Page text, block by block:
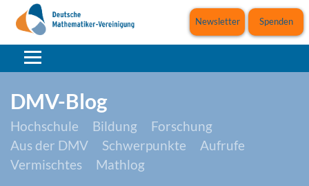
Spenden
Newsletter
DMV-Blog
Hochschule Bildung
Forschung
Aus der DMV
Schwerpunkte
Aufrufe
Vermischtes
Mathlog